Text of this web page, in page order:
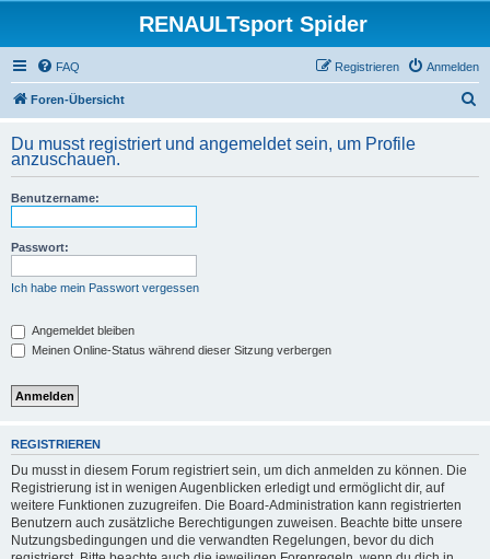
RENAULTsport Spider
FAQ Anmelden
Registrieren
Foren-Übersicht
h
Du musst registriert und angemeldet sein, um Profile
anzuschauen.
Benutzername:
Passwort:
Ich habe mein Passwort vergessen
Angemeldet bleiben
Meinen Online-Status während dieser Sitzung verbergen
REGISTRIEREN
Du musst in diesem Forum registriert sein, um dich anmelden zu können. Die
Registrierung ist in wenigen Augenblicken erledigt und ermöglicht dir, auf
weitere Funktionen zuzugreifen. Die Board-Administration kann registrierten
Benutzern auch zusätzliche Berechtigungen zuweisen. Beachte bitte unsere
Nutzungsbedingungen und die verwandten Regelungen, bevor du dich